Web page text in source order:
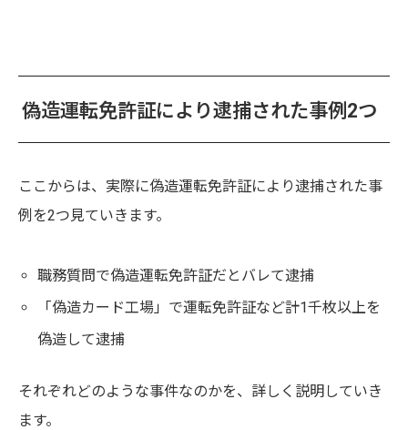
偽造運転免許証により逮捕された事例2つ
ここからは、実際に偽造運転免許証により逮捕された事
例を2つ見ていきます。
職務質問で偽造運転免許証だとバレて逮捕
「偽造カード工場」で運転免許証など計1千枚以上を
偽造して逮捕
それぞれどのような事件なのかを、詳しく説明していき
ます。